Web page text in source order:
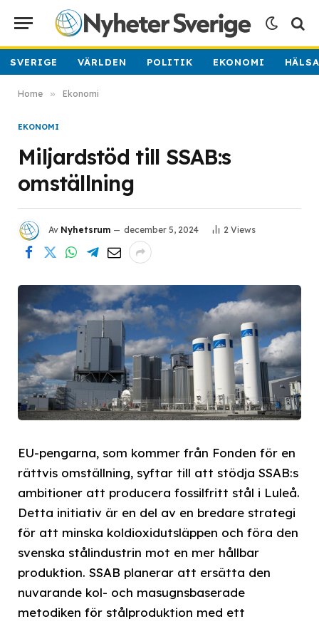
SVERIGE VÄRLDEN POLITIK EKONOMI
Home » Ekonomi
EKONOMI
Miljardstöd till SSAB:s
omställning
Av Nyhetsrum december 5, 2024 2 Views
EU-pengarna, som kommer från Fonden för en
rättvis omställning, syftar till att stödja SSAB:s
ambitioner att producera fossilfritt stål i Luleå.
Detta initiativ är en del av en bredare strategi
för att minska koldioxidutsläppen och föra den
svenska stålindustrin mot en mer hållbar
produktion. SSAB planerar att ersätta den
nuvarande kol- och masugnsbaserade
metodiken för stålproduktion med ett